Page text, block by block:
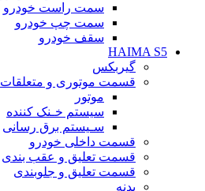
سمت راست خودرو
سمت چپ خودرو
سقف خودرو
HAIMA S5
گیربکس
قسمت موتوری و متعلقات
موتور
سیستم خـنک کننده
سـیستم برق رسانی
قسمت داخلی خودرو
قسمت تعلیق و عقب بندی
قسمت تعلیق و جلوبندی
بدنه